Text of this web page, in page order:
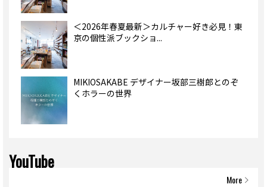
＜2026年春夏最新＞カルチャー好き必見！東
京の個性派ブックショ...
MIKIOSAKABE デザイナー坂部三樹郎とのぞ
くホラーの世界
YouTube
More